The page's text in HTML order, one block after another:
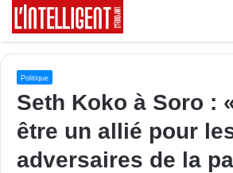
Politique
Seth Koko à Soro :
être un allié pour
adversaires de la